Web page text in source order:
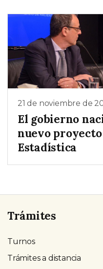
21 de noviembre de
El gobierno
nuevo
Estadística
Trámites
Turnos
Trámites a distancia